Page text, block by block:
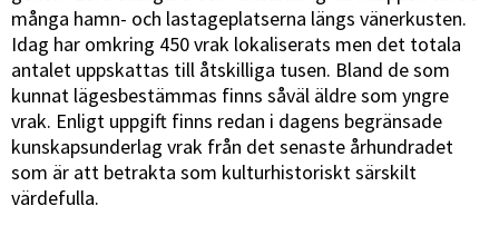
många hamn- och lastageplatserna längs vänerkusten.
Idag har omkring 450 vrak lokaliserats men det totala
antalet uppskattas till åtskilliga tusen. Bland de som
kunnat lägesbestämmas finns såväl äldre som yngre
vrak. Enligt uppgift finns redan i dagens begränsade
kunskapsunderlag vrak från det senaste århundradet
som är att betrakta som kulturhistoriskt särskilt
värdefulla.